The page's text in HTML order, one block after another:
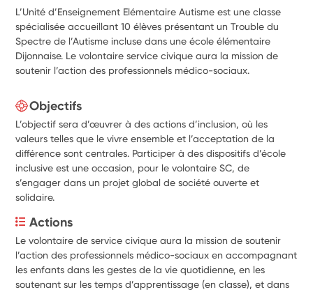
L’Unité d’Enseignement Elémentaire Autisme est une classe
spécialisée accueillant 10 élèves présentant un Trouble du
Spectre de l’Autisme incluse dans une école élémentaire
Dijonnaise. Le volontaire service civique aura la mission de
soutenir l’action des professionnels médico-sociaux.
Objectifs
L’objectif sera d’œuvrer à des actions d’inclusion, où les
valeurs telles que le vivre ensemble et l’acceptation de la
différence sont centrales. Participer à des dispositifs d’école
inclusive est une occasion, pour le volontaire SC, de
s’engager dans un projet global de société ouverte et
solidaire.
Actions
Le volontaire de service civique aura la mission de soutenir
l’action des professionnels médico-sociaux en accompagnant
les enfants dans les gestes de la vie quotidienne, en les
soutenant sur les temps d’apprentissage (en classe), et dans